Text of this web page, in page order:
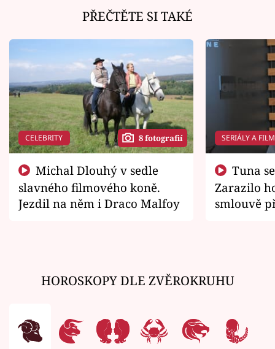
PŘEČTĚTE SI TAKÉ
CELEBRITY 8 fotografií
slavného filmového koně.
Jezdil na něm i Draco Malfoy
SERIÁLY A
Zarazilo
smlouvě
HOROSKOPY DLE ZVĚROKRUHU